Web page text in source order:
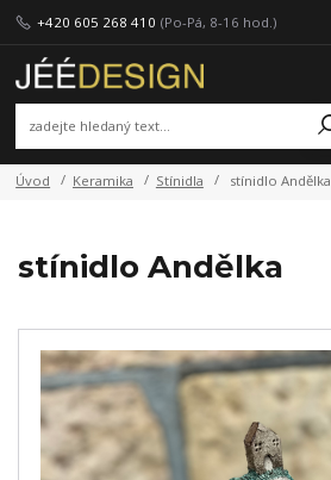
+420 605 268 410 (Po-Pá, 8-16 hod.)
Úvod Keramika Stínidla stínidlo Andělka
stínidlo Andělka